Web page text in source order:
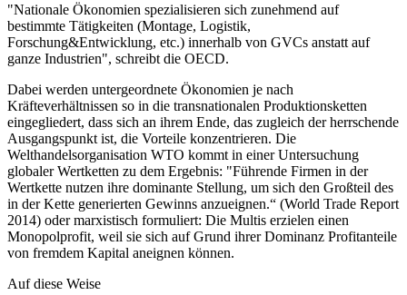
"Nationale Ökonomien spezialisieren sich zunehmend auf
bestimmte Tätigkeiten (Montage, Logistik,
Forschung&Entwicklung, etc.) innerhalb von GVCs anstatt auf
ganze Industrien", schreibt die OECD.
Dabei werden untergeordnete Ökonomien je nach
Kräfteverhältnissen so in die transnationalen Produktionsketten
eingegliedert, dass sich an ihrem Ende, das zugleich der herrschende
Ausgangspunkt ist, die Vorteile konzentrieren. Die
Welthandelsorganisation WTO kommt in einer Untersuchung
globaler Wertketten zu dem Ergebnis: "Führende Firmen in der
Wertkette nutzen ihre dominante Stellung, um sich den Großteil des
in der Kette generierten Gewinns anzueignen.“ (World Trade Report
2014) oder marxistisch formuliert: Die Multis erzielen einen
Monopolprofit, weil sie sich auf Grund ihrer Dominanz Profitanteile
von fremdem Kapital aneignen können.
Auf diese Weise